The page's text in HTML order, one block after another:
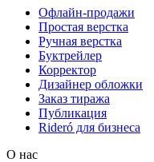
Офлайн-продажи
Простая верстка
Ручная верстка
Буктрейлер
Корректор
Дизайнер обложки
Заказ тиража
Публикация
Rideró для бизнеса
О нас